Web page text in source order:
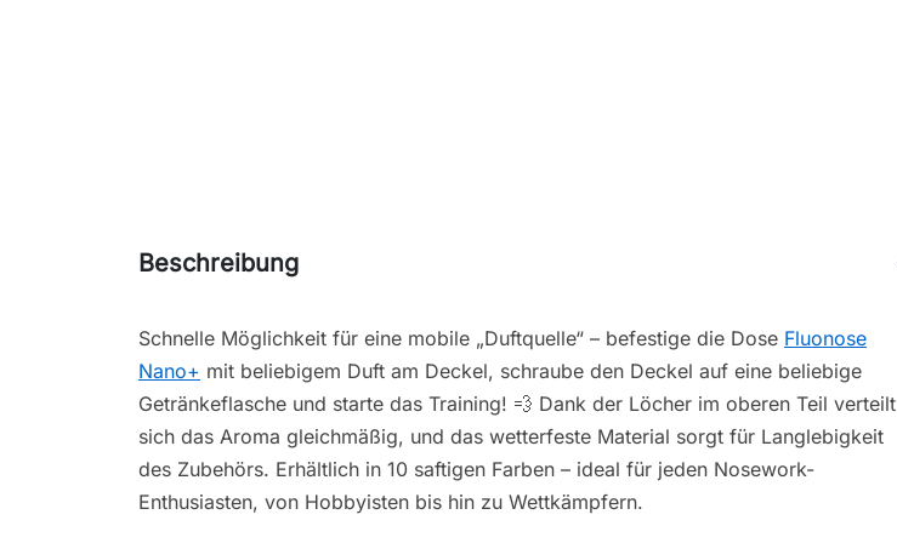
Beschreibung
Schnelle Möglichkeit für eine mobile „Duftquelle“ – befestige die Dose Fluonose
Nano+ mit beliebigem Duft am Deckel, schraube den Deckel auf eine beliebige
Getränkeflasche und starte das Training! 💨 Dank der Löcher im oberen Teil verteilt
sich das Aroma gleichmäßig, und das wetterfeste Material sorgt für Langlebigkeit
des Zubehörs. Erhältlich in 10 saftigen Farben – ideal für jeden Nosework-
Enthusiasten, von Hobbyisten bis hin zu Wettkämpfern.